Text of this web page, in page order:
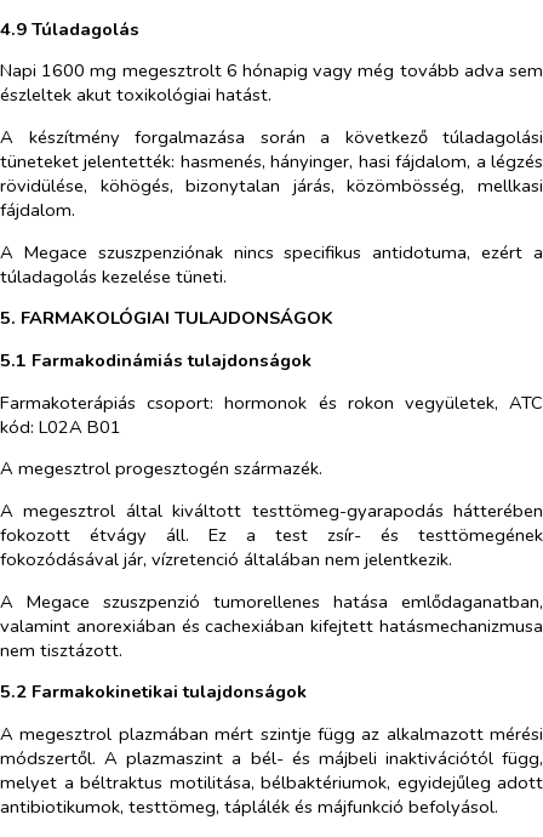
4.9 Túladagolás
Napi 1600 mg megesztrolt 6 hónapig vagy még tovább adva sem
észleltek akut toxikológiai hatást.
A készítmény forgalmazása során a következő túladagolási
tüneteket jelentették: hasmenés, hányinger, hasi fájdalom, a légzés
rövidülése, köhögés, bizonytalan járás, közömbösség, mellkasi
fájdalom.
A Megace szuszpenziónak nincs specifikus antidotuma, ezért a
túladagolás kezelése tüneti.
5. FARMAKOLÓGIAI TULAJDONSÁGOK
5.1 Farmakodinámiás tulajdonságok
Farmakoterápiás csoport: hormonok és rokon vegyületek, ATC
kód: L02A B01
A megesztrol progesztogén származék.
A megesztrol által kiváltott testtömeg-gyarapodás hátterében
fokozott étvágy áll. Ez a test zsír- és testtömegének
fokozódásával jár, vízretenció általában nem jelentkezik.
A Megace szuszpenzió tumorellenes hatása emlődaganatban,
valamint anorexiában és cachexiában kifejtett hatásmechanizmusa
nem tisztázott.
5.2 Farmakokinetikai tulajdonságok
A megesztrol plazmában mért szintje függ az alkalmazott mérési
módszertől. A plazmaszint a bél- és májbeli inaktivációtól függ,
melyet a béltraktus motilitása, bélbaktériumok, egyidejűleg adott
antibiotikumok, testtömeg, táplálék és májfunkció befolyásol.